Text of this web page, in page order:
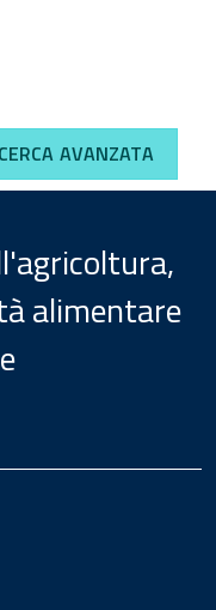
AVANZATA
alimentare